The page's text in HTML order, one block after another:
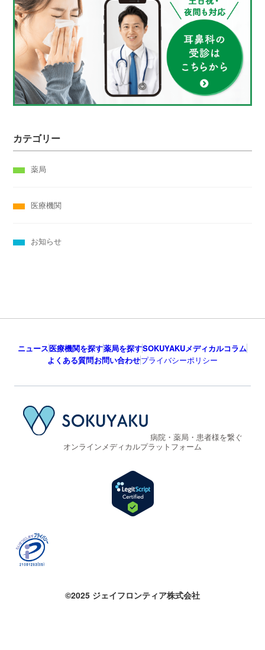
カテゴリー
薬局
医療機関
お知らせ
ニュース医療機関を探す薬局を探すSOKUYAKUメディカルコラム
よくある質問お問い合わせプライバシーポリシー
病院・薬局・患者様を繋ぐ
オンラインメディカルプラットフォーム
©2025 ジェイフロンティア株式会社